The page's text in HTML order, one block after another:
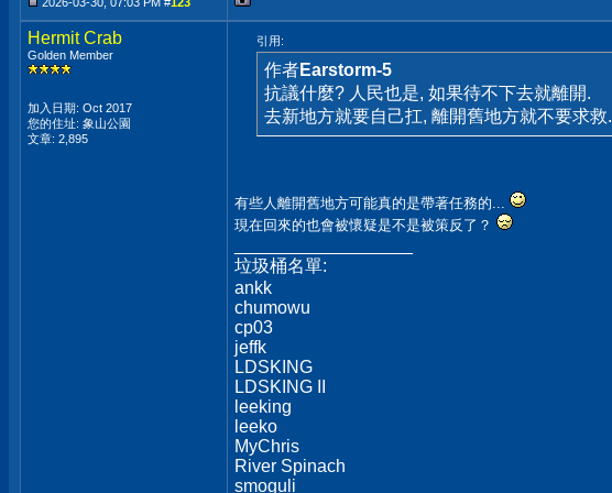
Hermit Crab
Golden Member
加入日期: Oct 2017
您的住址: 象山公園
文章: 2,895
引用:
作者Earstorm-5
抗議什麼? 人民也是, 如果待不下去就離開.
去新地方就要自己扛, 離開舊地方就不要求救.
有些人離開舊地方可能真的是帶著任務的...
現在回來的也會被懷疑是不是被策反了？
垃圾桶名單:
ankk
chumowu
cp03
jeffk
LDSKING
LDSKING II
leeking
leeko
MyChris
River Spinach
smoguli